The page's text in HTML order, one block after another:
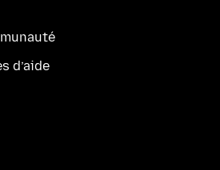
d’aide